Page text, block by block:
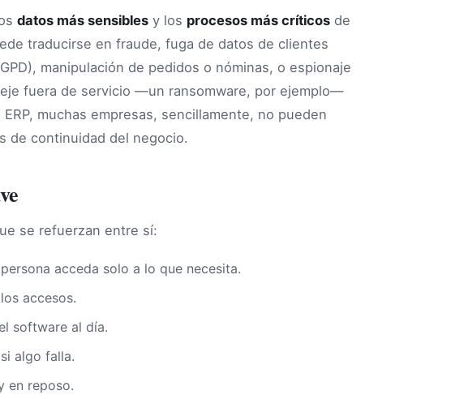
datos más sensibles y los procesos más críticos de
traducirse en fraude, fuga de datos de clientes
manipulación de pedidos o nóminas, o espionaje
fuera de servicio —un ransomware, por ejemplo—
ERP, muchas empresas, sencillamente, no pueden
de continuidad del negocio.
se refuerzan entre sí:
acceda solo a lo que necesita.
accesos.
software al día.
algo falla.
en reposo.